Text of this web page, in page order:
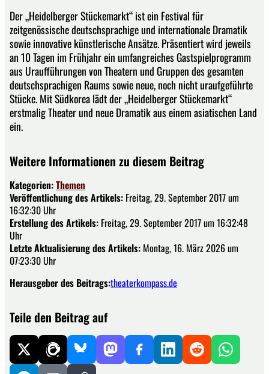
Der „Heidelberger Stückemarkt“ ist ein Festival für
zeitgenössische deutschsprachige und internationale Dramatik
sowie innovative künstlerische Ansätze. Präsentiert wird jeweils
an 10 Tagen im Frühjahr ein umfangreiches Gastspielprogramm
aus Uraufführungen von Theatern und Gruppen des gesamten
deutschsprachigen Raums sowie neue, noch nicht uraufgeführte
Stücke. Mit Südkorea lädt der „Heidelberger Stückemarkt“
erstmalig Theater und neue Dramatik aus einem asiatischen Land
ein.
Weitere Informationen zu diesem Beitrag
Kategorien:Themen
Veröffentlichung des Artikels: Freitag, 29. September 2017 um
16:32:30 Uhr
Erstellung des Artikels: Freitag, 29. September 2017 um 16:32:48
Uhr
Letzte Aktualisierung des Artikels: Montag, 16. März 2026 um
07:23:30 Uhr
Herausgeber des Beitrags:theaterkompass.de
Teile den Beitrag auf